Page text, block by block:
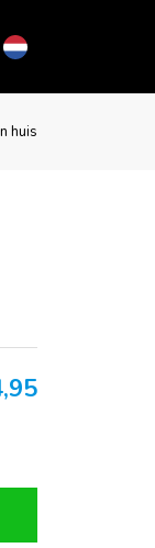
huis